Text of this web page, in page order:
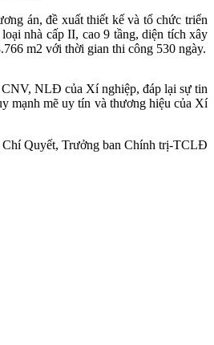
án, đề xuất thiết kế và tổ chức triển
nhà cấp II, cao 9 tầng, diện tích xây
m2 với thời gian thi công 530 ngày.
NLĐ của Xí nghiệp, đáp lại sự tin
mạnh mẽ uy tín và thương hiệu của Xí
Quyết, Trưởng ban Chính trị-TCLĐ